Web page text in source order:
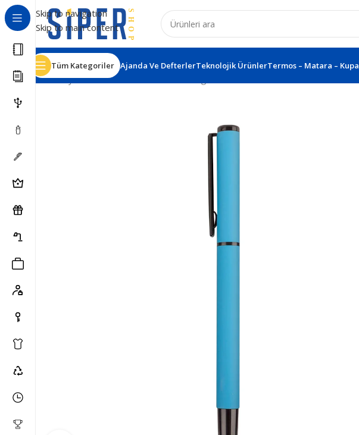
Skip to navigation
Skip to main content
Tüm Kategoriler Ajanda Ve DefterlerTeknolojik ÜrünlerTermos – Matara – Kupa
Ana Sayfa Kalemler